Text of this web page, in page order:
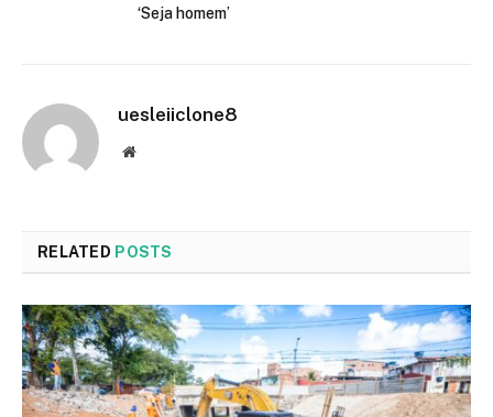
‘Seja homem’
uesleiiclone8
Website
RELATED POSTS